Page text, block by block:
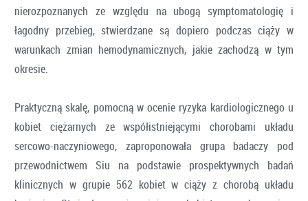
nierozpoznanych ze względu na ubogą symptomatologię i
łagodny przebieg, stwierdzane są dopiero podczas ciąży w
warunkach zmian hemodynamicznych, jakie zachodzą w tym
okresie.
Praktyczną skalę, pomocną w ocenie ryzyka kardiologicznego u
kobiet ciężarnych ze współistniejącymi chorobami układu
sercowo-naczyniowego, zaproponowała grupa badaczy pod
przewodnictwem Siu na podstawie prospektywnych badań
klinicznych w grupie 562 kobiet w ciąży z chorobą układu